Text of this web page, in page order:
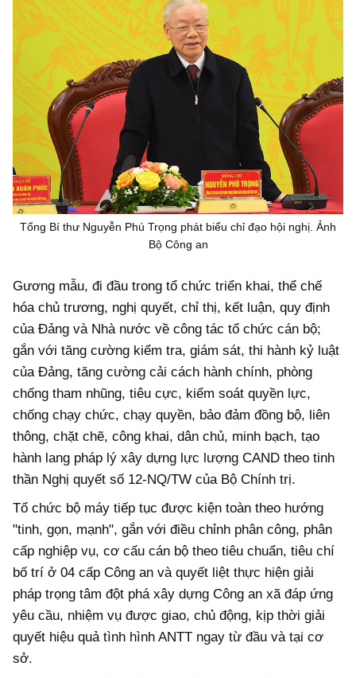
Tổng Bí thư Nguyễn Phú Trọng phát biểu chỉ đạo hội nghị. Ảnh
Bộ Công an
Gương mẫu, đi đầu trong tổ chức triển khai, thể chế
hóa chủ trương, nghị quyết, chỉ thị, kết luận, quy định
của Đảng và Nhà nước về công tác tổ chức cán bộ;
gắn với tăng cường kiểm tra, giám sát, thi hành kỷ luật
của Đảng, tăng cường cải cách hành chính, phòng
chống tham nhũng, tiêu cực, kiểm soát quyền lực,
chống chạy chức, chạy quyền, bảo đảm đồng bộ, liên
thông, chặt chẽ, công khai, dân chủ, minh bạch, tạo
hành lang pháp lý xây dựng lực lượng CAND theo tinh
thần Nghị quyết số 12-NQ/TW của Bộ Chính trị.
Tổ chức bộ máy tiếp tục được kiện toàn theo hướng
"tinh, gọn, mạnh", gắn với điều chỉnh phân công, phân
cấp nghiệp vụ, cơ cấu cán bộ theo tiêu chuẩn, tiêu chí
bố trí ở 04 cấp Công an và quyết liệt thực hiện giải
pháp trọng tâm đột phá xây dựng Công an xã đáp ứng
yêu cầu, nhiệm vụ được giao, chủ động, kịp thời giải
quyết hiệu quả tình hình ANTT ngay từ đầu và tại cơ
sở.